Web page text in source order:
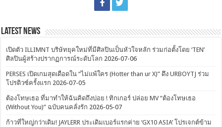
Latest News
เปิดตัว ILLIMNT บริษัทยุคใหม่ที่มีศิลปินเป็นหัวใจหลัก ร่วมก่อตั้งโดย ‘TEN’
ศิลปินผู้สร้างปรากฏการณ์ระดับโลก 2026-07-06
PERSES เปิดเกมสุดเดือดใน “ไม่แพ้ใคร (Hotter than ur X)” ดึง URBOYTJ ร่วม
โปรดิวซ์ครั้งแรก 2026-07-05
ต้องโทษเธอ ที่มาทำให้ฉันคิดถึงบ่อย ! ทิกเกอร์ ปล่อย MV “ต้องโทษเธอ
(Without You)” ฉบับคนคลั่งรัก 2026-05-07
ก้าวที่ใหญ่กว่าเดิม! JAYLERR ประเดิมเบอร์แรกค่าย ‘GX10 ASIA’ โปรเจกต์ข้าม